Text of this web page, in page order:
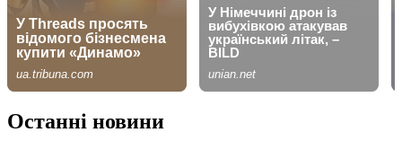
Останні новини